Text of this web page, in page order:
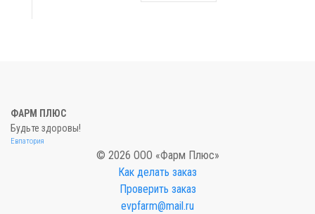
ФАРМ ПЛЮС
Будьте здоровы!
Евпатория
© 2026 ООО «Фарм Плюс»
Как делать заказ
Проверить заказ
evpfarm@mail.ru